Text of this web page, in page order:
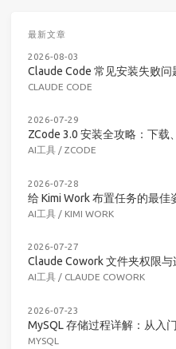
最新文章
2026-08-03
Claude Code 常见安装失败
CLAUDE CODE
2026-07-29
ZCode 3.0 安装全攻略：下载
AI工具 / ZCODE
2026-07-28
给 Kimi Work 布置任务的最
AI工具 / KIMI WORK
2026-07-27
Claude Cowork 文件夹权限
AI工具 / CLAUDE COWORK
2026-07-23
MySQL 存储过程详解：从入
MYSQL